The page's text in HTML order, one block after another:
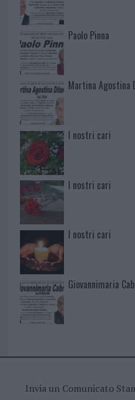
Paolo Pinna
Martina Agostina
I nostri cari
I nostri cari
I nostri cari
Giovannimaria
Invia un Comunicato